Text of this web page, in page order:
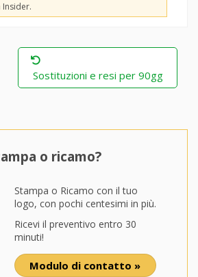
Insider.
Sostituzioni e resi per 90gg
o ricamo?
Stampa o Ricamo con il tuo
logo, con pochi centesimi in più.
Ricevi il preventivo entro 30
minuti!
Modulo di contatto »